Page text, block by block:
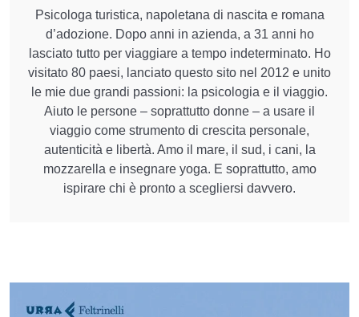
Psicologa turistica, napoletana di nascita e romana
d’adozione. Dopo anni in azienda, a 31 anni ho
lasciato tutto per viaggiare a tempo indeterminato. Ho
visitato 80 paesi, lanciato questo sito nel 2012 e unito
le mie due grandi passioni: la psicologia e il viaggio.
Aiuto le persone – soprattutto donne – a usare il
viaggio come strumento di crescita personale,
autenticità e libertà. Amo il mare, il sud, i cani, la
mozzarella e insegnare yoga. E soprattutto, amo
ispirare chi è pronto a scegliersi davvero.